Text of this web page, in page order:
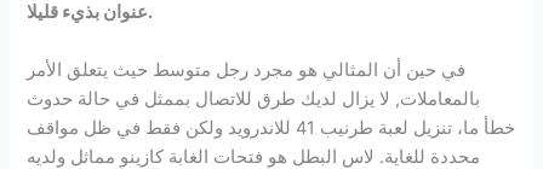
عنوان بذيء قليلا.
في حين أن المثالي هو مجرد رجل متوسط حيث يتعلق الأمر
بالمعاملات, لا يزال لديك طرق للاتصال بممثل في حالة حدوث
خطأ ما، تنزيل لعبة طرنيب 41 للاندرويد ولكن فقط في ظل مواقف
محددة للغاية. لاس البطل هو فتحات الغابة كازينو مماثل ولديه